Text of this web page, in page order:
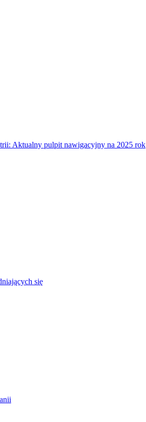
Aktualny pulpit nawigacyjny na 2025 rok
się